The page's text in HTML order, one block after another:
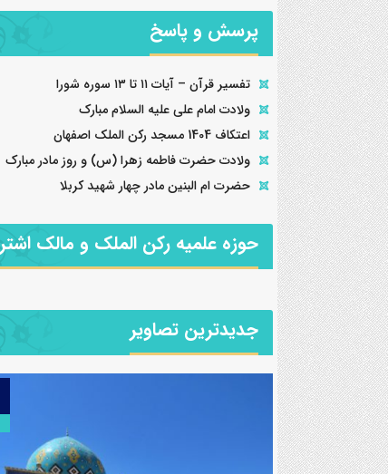
پرسش و پاسخ
تفسیر قرآن – آیات ۱۱ تا ۱۳ سوره شورا
ولادت امام علی علیه السلام مبارک
اعتکاف 1404 مسجد رکن الملک اصفهان
ولادت حضرت فاطمه زهرا (س) و روز مادر مبارک
حضرت ام البنین مادر چهار شهید کربلا
حوزه علمیه رکن الملک و مالک اشتر
جدیدترین تصاویر
27